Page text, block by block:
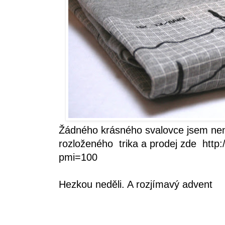
Žádného krásného svalovce jsem
rozloženého trika a prodej zde
pmi=100
Hezkou neděli. A rozjímavý advent